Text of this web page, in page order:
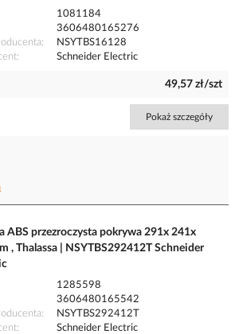
1081184
3606480165276
NSYTBS16128
Schneider Electric
49,57 zł/szt
Pokaż szczegóły
ABS przezroczysta pokrywa 291x 241x
, Thalassa | NSYTBS292412T Schneider
1285598
3606480165542
NSYTBS292412T
Schneider Electric